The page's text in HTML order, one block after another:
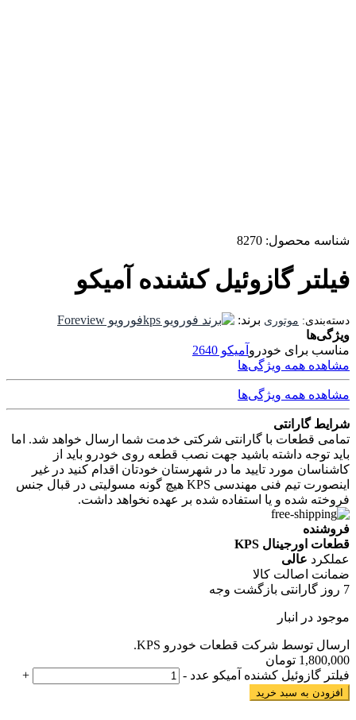
شناسه محصول: 8270
فیلتر گازوئیل کشنده آمیکو
موتوری برند:
فورویو Foreview
ویژگی‌ها
مناسب برای خودرو آمیکو 2640
مشاهده همه ویژگی‌ها
مشاهده همه ویژگی‌ها
شرایط گارانتی
تمامی قطعات با گارانتی شرکتی خدمت شما ارسال خواهد شد. اما
باید توجه داشته باشید جهت نصب قطعه روی خودرو باید از
کاشناسان مورد تایید ما در شهرستان خودتان اقدام کنید در غیر
اینصورت تیم فنی مهندسی KPS هیچ گونه مسولیتی در قبال جنس
فروخته شده و یا استفاده شده بر عهده نخواهد داشت.
فروشنده
قطعات اورجینال KPS
عملکرد عالی
ضمانت اصالت کالا
7 روز گارانتی بازگشت وجه
موجود در انبار
ارسال توسط شرکت قطعات خودرو KPS.
1,800,000 تومان
فیلتر گازوئیل کشنده آمیکو عدد -
+
افزودن به سبد خرید